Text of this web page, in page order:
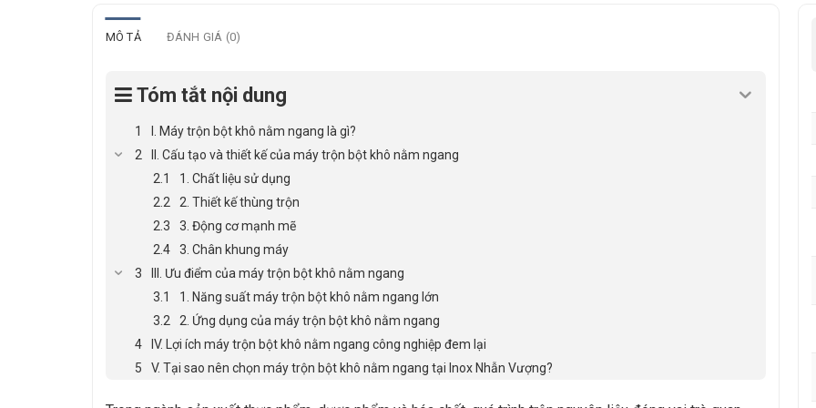
MÔ TẢ ĐÁNH GIÁ (0)
Tóm tắt nội dung
I. Máy trộn bột khô nằm ngang là gì?
II. Cấu tạo và thiết kế của máy trộn bột khô nằm ngang
1. Chất liệu sử dụng
2. Thiết kế thùng trộn
3. Động cơ mạnh mẽ
3. Chân khung máy
III. Ưu điểm của máy trộn bột khô nằm ngang
1. Năng suất máy trộn bột khô nằm ngang lớn
2. Ứng dụng của máy trộn bột khô nằm ngang
IV. Lợi ích máy trộn bột khô nằm ngang công nghiệp đem lại
V. Tại sao nên chọn máy trộn bột khô nằm ngang tại Inox Nhẫn Vượng?